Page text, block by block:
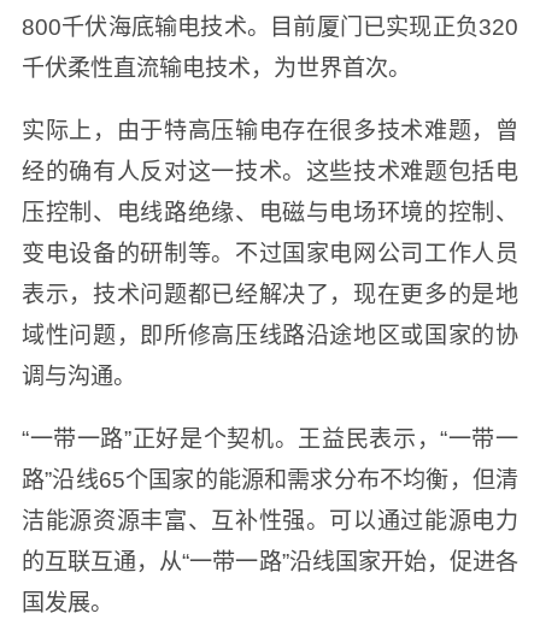
800千伏海底输电技术。目前厦门已实现正负320
千伏柔性直流输电技术，为世界首次。
实际上，由于特高压输电存在很多技术难题，曾
经的确有人反对这一技术。这些技术难题包括电
压控制、电线路绝缘、电磁与电场环境的控制、
变电设备的研制等。不过国家电网公司工作人员
表示，技术问题都已经解决了，现在更多的是地
域性问题，即所修高压线路沿途地区或国家的协
调与沟通。
“一带一路”正好是个契机。王益民表示，“一带一
路”沿线65个国家的能源和需求分布不均衡，但清
洁能源资源丰富、互补性强。可以通过能源电力
的互联互通，从“一带一路”沿线国家开始，促进各
国发展。